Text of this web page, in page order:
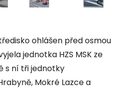
ohlášen před osmou
jednotka HZS MSK ze
s ní tři jednotky
Mokré Lazce a